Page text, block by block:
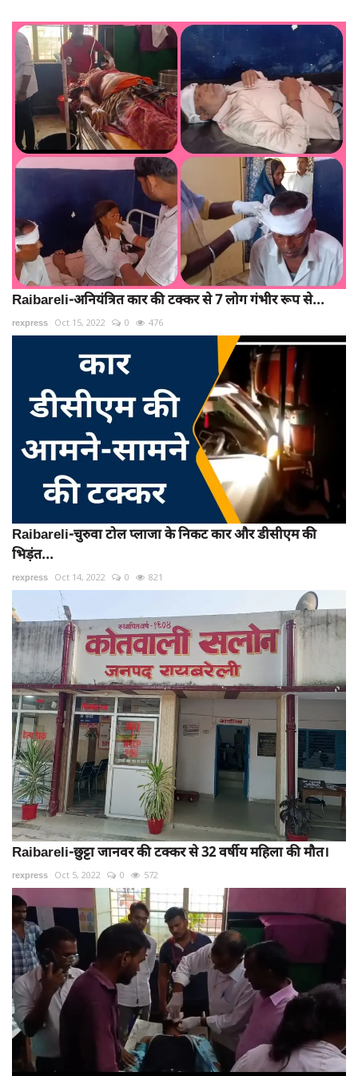
Raibareli-अनियंत्रित कार की टक्कर से 7 लोग गंभीर रूप से...
rexpress Oct 15, 2022 0 476
Raibareli-चुरुवा टोल प्लाजा के निकट कार और डीसीएम की
भिड़ंत...
rexpress Oct 14, 2022 0 821
Raibareli-छुट्टा जानवर की टक्कर से 32 वर्षीय महिला की मौत।
rexpress Oct 5, 2022 0 572